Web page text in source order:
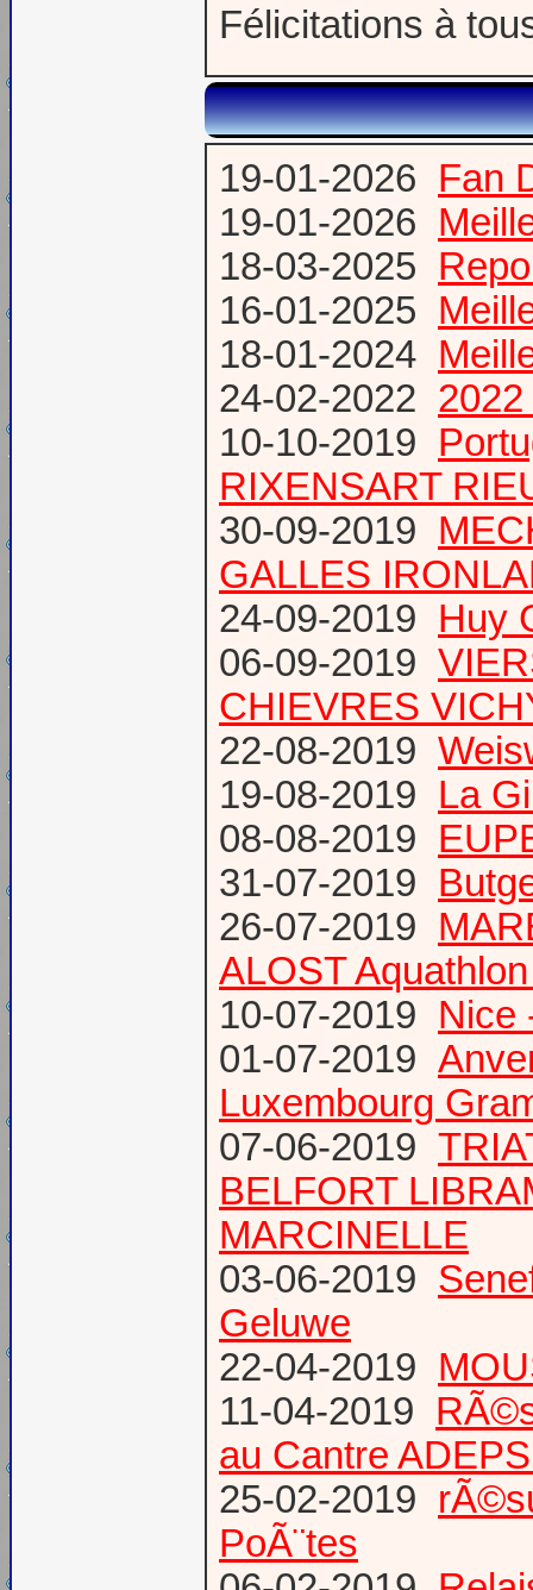
Félicitations à
19-01-2026 Fan
19-01-2026
18-03-2025
16-01-2025
18-01-2024
24-02-2022
10-10-2019
RIXENSART
30-09-2019
GALLES
24-09-2019 Huy
06-09-2019
CHIEVRES
22-08-2019
19-08-2019 La
08-08-2019
31-07-2019
26-07-2019
ALOST
10-07-2019 Nice
01-07-2019
Luxembourg
07-06-2019
BELFORT
MARCINELLE
03-06-2019
Geluwe
22-04-2019
11-04-2019
au Cantre
25-02-2019
PoÃ¨tes